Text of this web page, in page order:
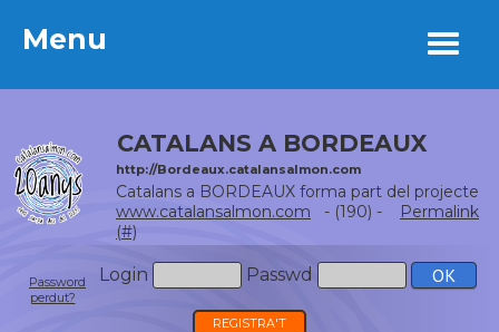
Menu
CATALANS A BORDEAUX
http://Bordeaux.catalansalmon.com
Catalans a BORDEAUX forma part del projecte
www.catalansalmon.com - (190) -
Permalink
(#)
Login Passwd
Password
perdut?
REGISTRA'T
Menu